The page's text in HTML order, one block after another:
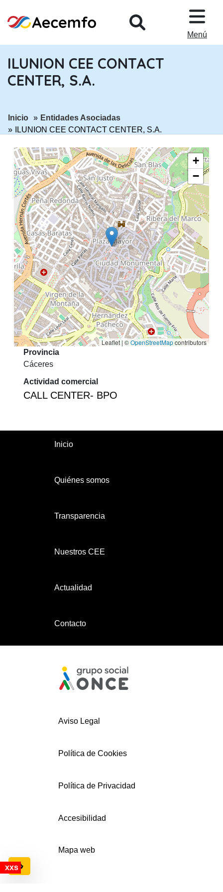
Configuración de cookies
Menú
ILUNION CEE CONTACT
CENTER, S.A.
ir a página:
Inicio ir a página:
Entidades Asociadas
ILUNION CEE CONTACT CENTER, S.A.
+
−
Leaflet | ©OpenStreetMapcontributors
Provincia
Cáceres
Actividad comercial
CALL CENTER- BPO
Inicio
Quiénes somos
Transparencia
Nuestros CEE
Actualidad
Contacto
Aviso Legal
Política de Cookies
Política de Privacidad
Accesibilidad
Mapa web